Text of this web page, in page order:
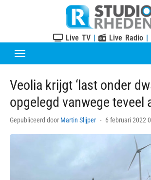
Live TV | Live Radio |
Veolia krijgt ‘last onder
opgelegd vanwege teveel
Gepubliceerd door Martin Slijper
Posted
6 februari 2022